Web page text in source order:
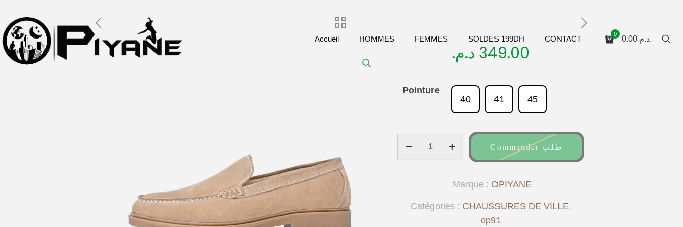
Accueil HOMMES FEMMES SOLDES 199DH CONTACT
0
0.00 د.م.
349.00 د.م.
Pointure
40
41 45
daim
Commander طلب
Catégories : CHAUSSURES DE VILLE,
op91
Marque : OPIYANE